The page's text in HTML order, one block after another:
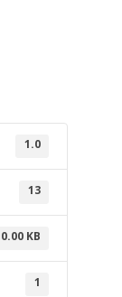
1.0
13
0.00 KB
1